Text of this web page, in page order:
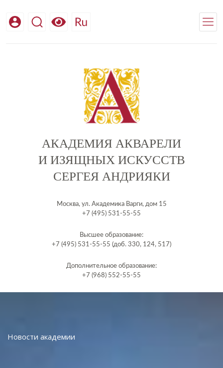
АКАДЕМИЯ АКВАРЕЛИ
И ИЗЯЩНЫХ ИСКУССТВ
СЕРГЕЯ АНДРИЯКИ
Москва, ул. Академика Варги, дом 15
+7 (495) 531-55-55
Высшее образование:
+7 (495) 531-55-55 (доб. 330, 124, 517)
Дополнительное образование:
+7 (968) 552-55-55
Новости академии